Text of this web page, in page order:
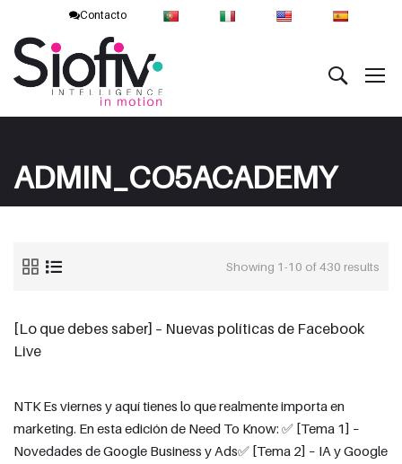
Contacto
ADMIN_CO5ACADEMY
Showing 1-10 of 430 results
[Lo que debes saber] – Nuevas políticas de Facebook
Live
NTK Es viernes y aquí tienes lo que realmente importa en
marketing. En esta edición de Need To Know: ✅ [Tema 1] –
Novedades de Google Business y Ads✅ [Tema 2] – IA y Google